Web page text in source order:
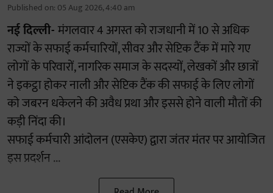
Published on: 05 Aug 2026, 4:40 am
नई दिल्ली-मंगलवार 4 अगस्त को राजधानी में 10 से अधिक
राज्यों के सफाई कर्मचारियों, सीवर और सेप्टिक टैंक में मारे गए
लोगों के परिवारों, नागरिक समाज के सदस्यों, लेखकों और छात्रों
ने इकट्ठा होकर नाली और सेप्टिक टैंक की सफाई के लिए लोगों
को जबरन धकेलने की अवैध प्रथा और इससे होने वाली मौतों की
कड़ी निंदा की।
सफाई कर्मचारी आंदोलन (एसकेए) द्वारा जंतर मंतर पर आयोजित
इस प्रदर्शन ...